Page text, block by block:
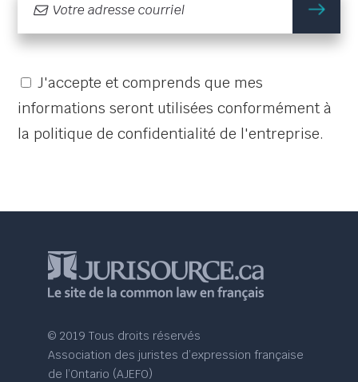
J'accepte et comprends que mes
informations seront utilisées conformément à
la politique de confidentialité de l'entreprise.
© 2019 Tous droits réservés
Association des juristes d’expression française
de l’Ontario (AJEFO)